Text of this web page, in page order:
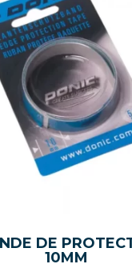
DE
10MM